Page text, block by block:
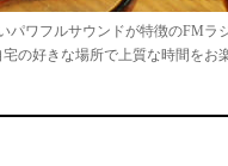
フルサウンドが特徴のFMラジ
の好きな場所で上質な時間を